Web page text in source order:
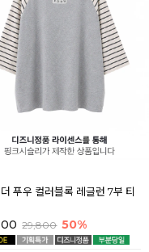
푸우 컬러블록 레글런 7부 티
29,800 50%